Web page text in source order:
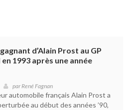
d’Alain Prost au GP
1993 après une année
parRené Fagnan
automobile français Alain Prost a
au début des années ’90,